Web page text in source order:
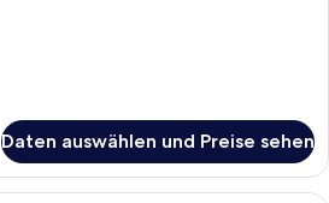
Daten auswählen und Preise sehen